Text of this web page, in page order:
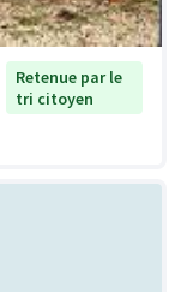
Retenue par le
tri citoyen